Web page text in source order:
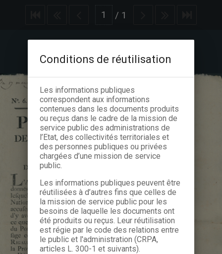
/ 1
Conditions de réutilisation
Les informations publiques
correspondent aux informations
contenues dans les documents produits
ou reçus dans le cadre de la mission de
service public des administrations de
l’Etat, des collectivités territoriales et
des personnes publiques ou privées
chargées d’une mission de service
public.
Les informations publiques peuvent être
réutilisées à d’autres fins que celles de
la mission de service public pour les
besoins de laquelle les documents ont
été produits ou reçus. Leur réutilisation
est régie par le code des relations entre
le public et l'administration (CRPA,
articles L. 300-1 et suivants).